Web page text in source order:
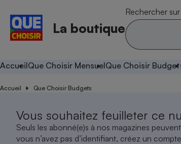
La boutique
Rechercher
AccueilQue Choisir MensuelQue Choisir
Accueil Que Choisir Budgets
Vous souhaitez feuilleter ce
Seuls les abonné(e)s à nos magazines
vous n’avez pas d’identifiant, créez un